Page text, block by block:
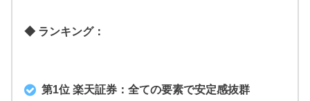
◆ ランキング：
第1位 楽天証券：全ての要素で安定感抜群